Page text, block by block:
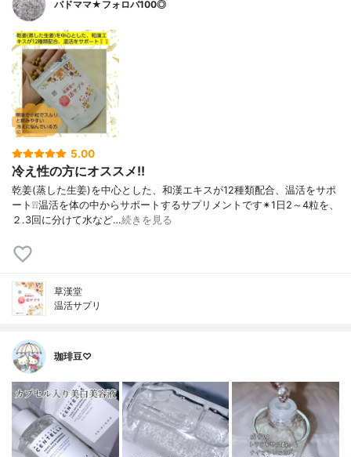
バドママ★フォロバ100◎
5.00
冷え性の方にオススメ!!
乾姜(蒸した生姜)を中心とした、和漢エキスが12種類配合、温活をサポ
ート❕❕温活を体の中からサポートするサプリメントです✴1日2～4粒を、
２.3回に分けて水など…続きを見る
草漢堂
温活サプリ
珈琲豆♡